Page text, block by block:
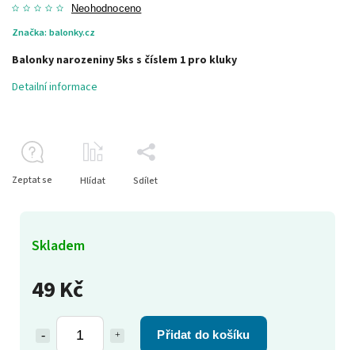
Neohodnoceno
Značka: balonky.cz
49 Kč
Přidat do košíku
Skladem
Balonky narozeniny 5ks s číslem 1 pro kluky
Detailní informace
Zeptat se Hlídat Sdílet